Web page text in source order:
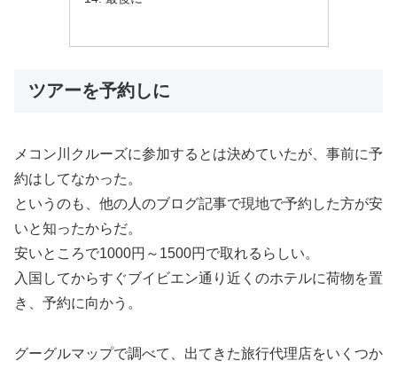
ツアーを予約しに
メコン川クルーズに参加するとは決めていたが、事前に予
約はしてなかった。
というのも、他の人のブログ記事で現地で予約した方が安
いと知ったからだ。
安いところで1000円～1500円で取れるらしい。
入国してからすぐブイビエン通り近くのホテルに荷物を置
き、予約に向かう。
グーグルマップで調べて、出てきた旅行代理店をいくつか